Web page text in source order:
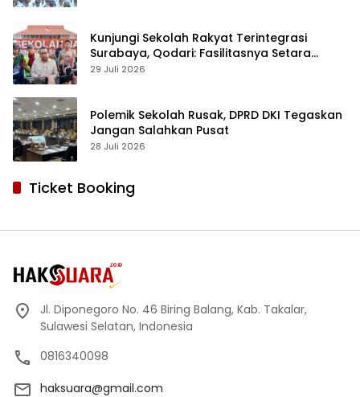
Kunjungi Sekolah Rakyat Terintegrasi
Surabaya, Qodari: Fasilitasnya Setara
Sekolah Swasta Terbaik
29 Juli 2026
Polemik Sekolah Rusak, DPRD DKI Tegaskan
Jangan Salahkan Pusat
28 Juli 2026
Ticket Booking
Jl. Diponegoro No. 46 Biring Balang, Kab. Takalar,
Sulawesi Selatan, Indonesia
0816340098
haksuara@gmail.com